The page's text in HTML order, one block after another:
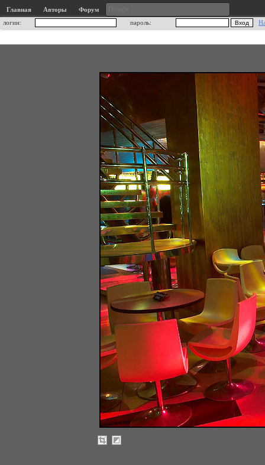
Главная Авторы
Форум
логин:
пароль: